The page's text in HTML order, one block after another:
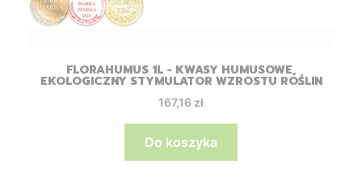
FLORAHUMUS 1L - KWASY HUMUSOWE,
EKOLOGICZNY STYMULATOR WZROSTU ROŚLIN
Cena
167,16 zł
Do koszyka